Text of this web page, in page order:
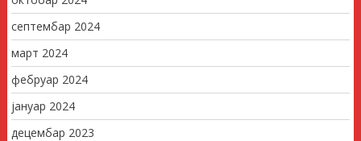
септембар 2024
март 2024
фебруар 2024
јануар 2024
децембар 2023